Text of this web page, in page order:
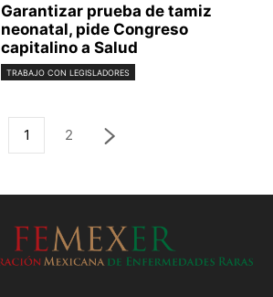
Garantizar prueba de tamiz
neonatal, pide Congreso
capitalino a Salud
TRABAJO CON LEGISLADORES
1 2